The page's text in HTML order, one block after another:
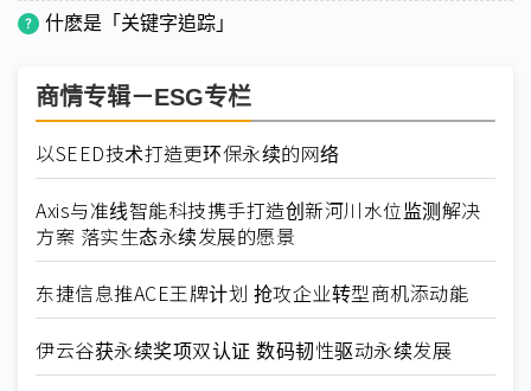
什麽是「关键字追踪」
商情专辑－ESG专栏
以SEED技术打造更环保永续的网络
Axis与准线智能科技携手打造创新河川水位监测解决
方案 落实生态永续发展的愿景
东捷信息推ACE王牌计划 抢攻企业转型商机添动能
伊云谷获永续奖项双认证 数码韧性驱动永续发展